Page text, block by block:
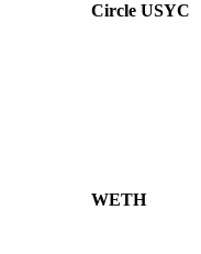
Circle USYC
WETH